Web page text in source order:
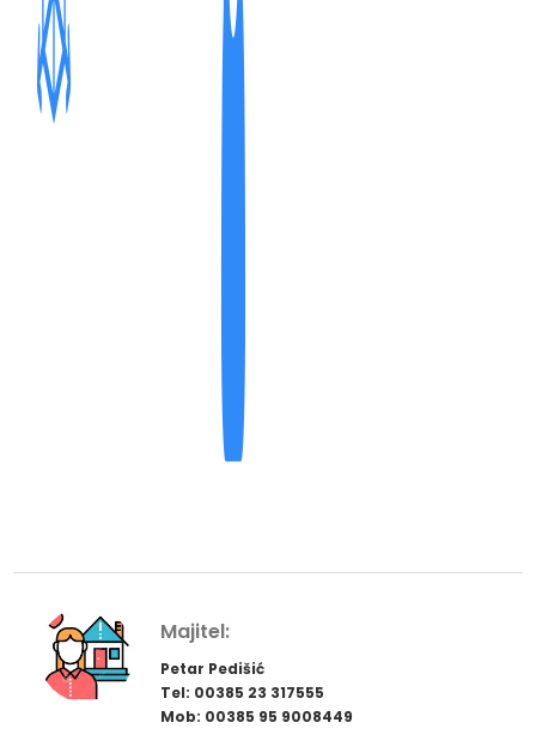
Majitel:
Petar Pedišić
Tel: 00385 23 317555
Mob: 00385 95 9008449